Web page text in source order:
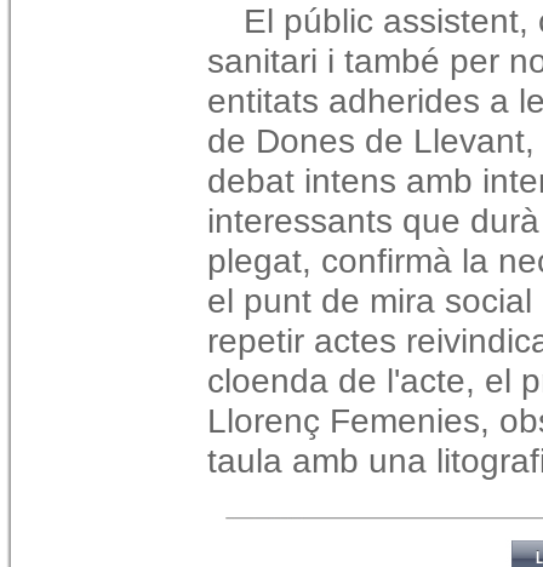
El públic
sanitari i també per
entitats adherides a
de Dones de
debat intens amb
interessants que
plegat, confirmà la
el punt de mira
repetir actes
cloenda de l'acte, el
Llorenç Femenies,
taula amb una